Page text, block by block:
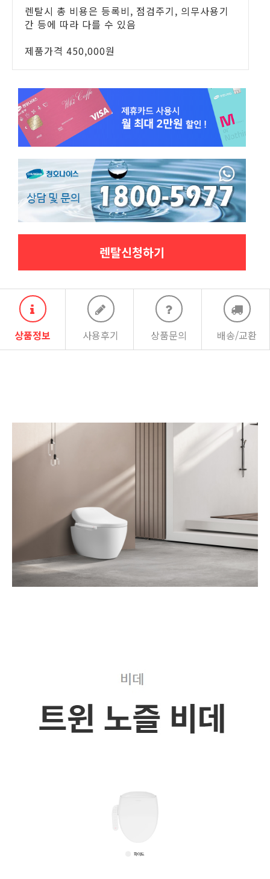
렌탈시 총 비용은 등록비, 점검주기, 의무사용기
간 등에 따라 다를 수 있음
제품가격 450,000원
렌탈신청하기
상품정보 사용후기 상품문의 배송/교환